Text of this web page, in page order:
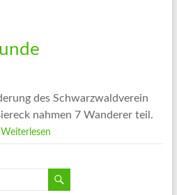
des Schwarzwaldverein
nahmen 7 Wanderer teil.
Weiterlesen